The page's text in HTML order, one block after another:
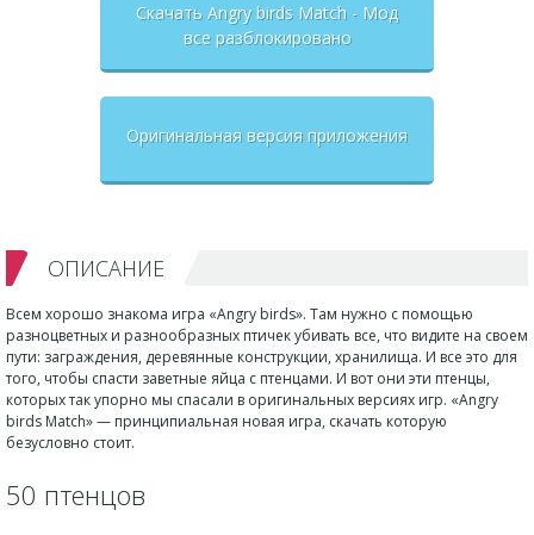
Скачать Angry birds Match - Мод
все разблокировано
Оригинальная версия приложения
ОПИСАНИЕ
Всем хорошо знакома игра «Angry birds». Там нужно с помощью
разноцветных и разнообразных птичек убивать все, что видите на своем
пути: заграждения, деревянные конструкции, хранилища. И все это для
того, чтобы спасти заветные яйца с птенцами. И вот они эти птенцы,
которых так упорно мы спасали в оригинальных версиях игр. «Angry
birds Match» — принципиальная новая игра, скачать которую
безусловно стоит.
50 птенцов